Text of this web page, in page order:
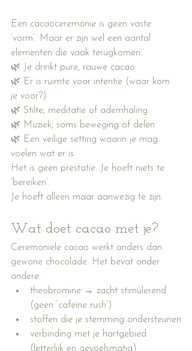
Een cacaoceremonie is geen vaste
‘vorm’. Maar er zijn wel een aantal
elementen die vaak terugkomen:
🌿 Je drinkt pure, rauwe cacao
🌿 Er is ruimte voor intentie (waar kom
je voor?)
🌿 Stilte, meditatie of ademhaling
🌿 Muziek, soms beweging of delen
🌿 Een veilige setting waarin je mag
voelen wat er is
Het is geen prestatie. Je hoeft niets te
‘bereiken’.
Je hoeft alleen maar aanwezig te zijn.
Wat doet cacao met je?
Ceremoniële cacao werkt anders dan
gewone chocolade. Het bevat onder
andere:
theobromine → zacht stimulerend
(geen ‘cafeïne rush’)
stoffen die je stemming ondersteunen
verbinding met je hartgebied
(letterlijk en gevoelsmatig)